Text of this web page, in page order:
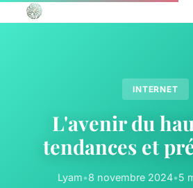
INTERNET
L'avenir du
tendances et
Lyam•8 novembre 2024•5